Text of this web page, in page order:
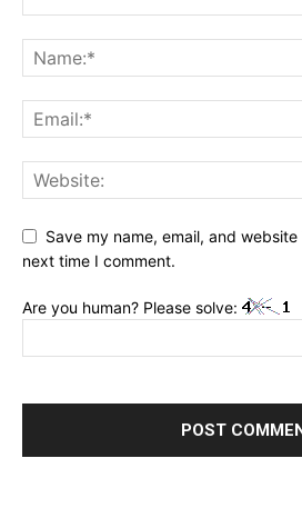
Save my name, email, and
next time I comment.
Are you human? Please solve: